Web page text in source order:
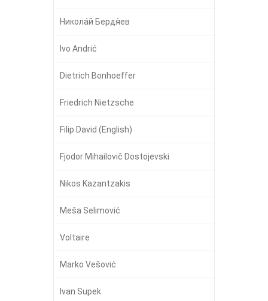
Никола́й Бердя́ев
Ivo Andrić
Dietrich Bonhoeffer
Friedrich Nietzsche
Filip David (English)
Fjodor Mihailovič Dostojevski
Nikos Kazantzakis
Meša Selimović
Voltaire
Marko Vešović
Ivan Supek